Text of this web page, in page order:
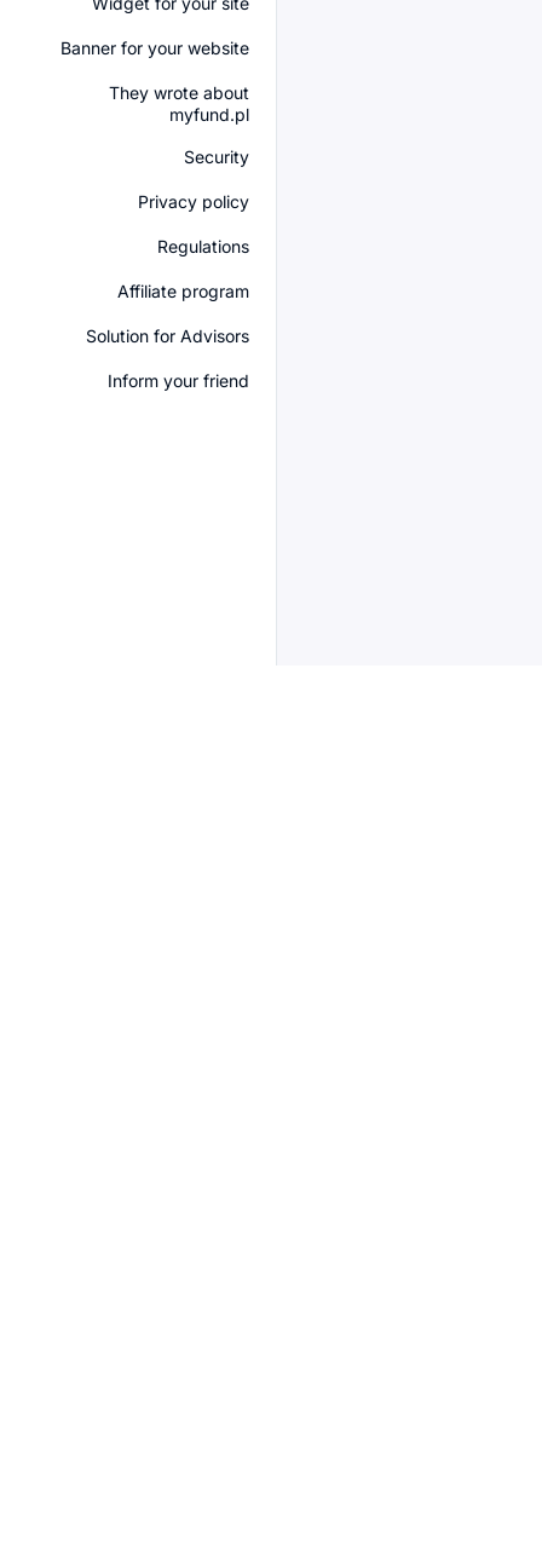
Banner for your website
They wrote about
myfund.pl
Security
Privacy policy
Regulations
Affiliate program
Solution for Advisors
Inform your friend